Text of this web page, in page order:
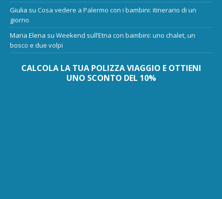
Giulia su Cosa vedere a Palermo con i bambini: itinerario di un
giorno
Maria Elena su Weekend sull’Etna con bambini: uno chalet, un
bosco e due volpi
CALCOLA LA TUA POLIZZA VIAGGIO E OTTIENI
UNO SCONTO DEL 10%